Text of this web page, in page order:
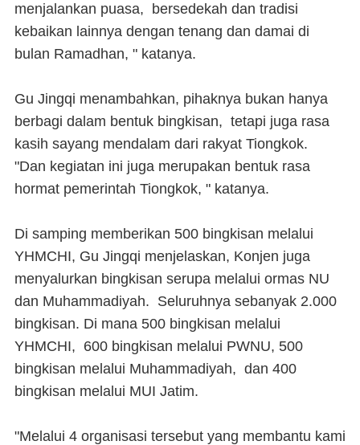
menjalankan puasa, bersedekah dan tradisi
kebaikan lainnya dengan tenang dan damai di
bulan Ramadhan, " katanya.
Gu Jingqi menambahkan, pihaknya bukan hanya
berbagi dalam bentuk bingkisan, tetapi juga rasa
kasih sayang mendalam dari rakyat Tiongkok.
"Dan kegiatan ini juga merupakan bentuk rasa
hormat pemerintah Tiongkok, " katanya.
Di samping memberikan 500 bingkisan melalui
YHMCHI, Gu Jingqi menjelaskan, Konjen juga
menyalurkan bingkisan serupa melalui ormas NU
dan Muhammadiyah. Seluruhnya sebanyak 2.000
bingkisan. Di mana 500 bingkisan melalui
YHMCHI, 600 bingkisan melalui PWNU, 500
bingkisan melalui Muhammadiyah, dan 400
bingkisan melalui MUI Jatim.
"Melalui 4 organisasi tersebut yang membantu kami